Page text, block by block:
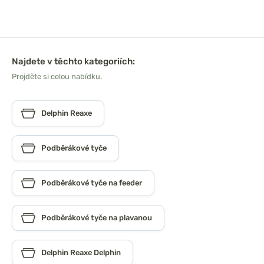
Najdete v těchto kategoriích:
Projděte si celou nabídku.
Delphin Reaxe
Podběrákové tyče
Podběrákové tyče na feeder
Podběrákové tyče na plavanou
Delphin Reaxe Delphin